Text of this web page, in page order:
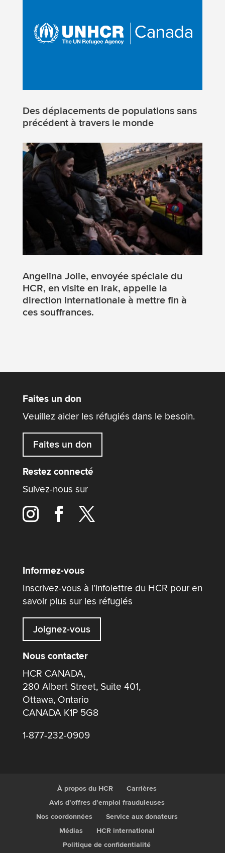
Des déplacements de populations sans
précédent à travers le monde
Angelina Jolie, envoyée spéciale du
HCR, en visite en Irak, appelle la
direction internationale à mettre fin à
ces souffrances.
Faites un don
Veuillez aider les réfugiés dans le besoin.
Faites un don
Restez connecté
Suivez-nous sur
Informez-vous
Inscrivez-vous à l'infolettre du HCR pour en
savoir plus sur les réfugiés
Joignez-vous
Nous contacter
HCR CANADA,
280 Albert Street, Suite 401,
Ottawa, Ontario
CANADA K1P 5G8
1-877-232-0909
À propos du HCR
Carrières
Avis d’offres d’emploi frauduleuses
Nos coordonnées
Service aux donateurs
Médias
HCR international
Politique de confidentialité